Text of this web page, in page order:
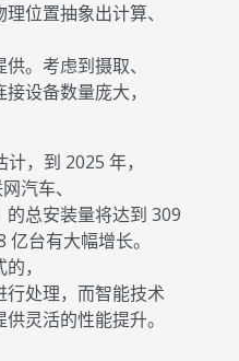
位置抽象出计算、
。考虑到摄取、
设备数量庞大，
计，到 2025 年，
汽车、
总安装量将达到 309
台有大幅增长。
，
行处理，而智能技术
灵活的性能提升。